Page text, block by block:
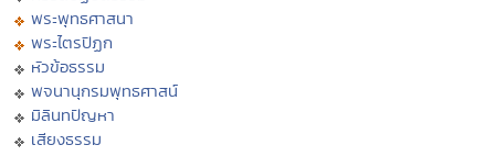
พระพุทธศาสนา
พระไตรปิฏก
หัวข้อธรรม
พจนานุกรมพุทธศาสน์
มิลินทปัญหา
เสียงธรรม